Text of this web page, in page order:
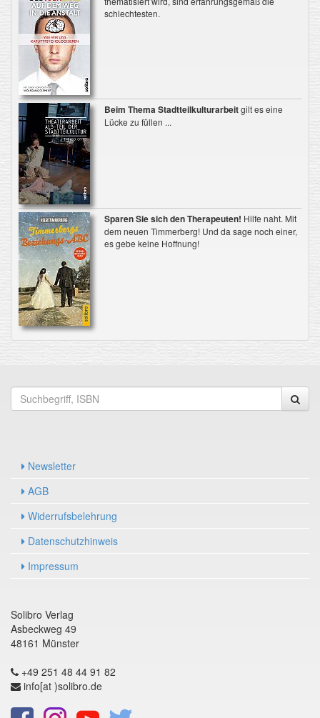
schlechtesten.
Beim Thema Stadtteilkulturarbeitgilt es eine
Lücke zu füllen ...
Sparen Sie sich den Therapeuten! Hilfe naht. Mit
dem neuen Timmerberg! Und da sage noch einer,
es gebe keine Hoffnung!
Newsletter
AGB
Widerrufsbelehrung
Datenschutzhinweis
Impressum
Solibro Verlag
Asbeckweg 49
48161 Münster
+49 251 48 44 91 82
info[at )solibro.de